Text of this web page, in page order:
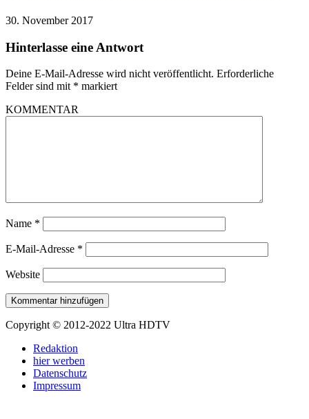
30. November 2017
Hinterlasse eine Antwort
Deine E-Mail-Adresse wird nicht veröffentlicht. Erforderliche
Felder sind mit * markiert
KOMMENTAR
Name *
E-Mail-Adresse *
Website
Copyright © 2012-2022 Ultra HDTV
Redaktion
hier werben
Datenschutz
Impressum